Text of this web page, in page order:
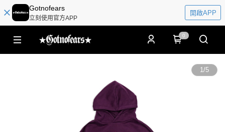
Gotnofears
立刻使用官方APP
開啟APP
0
1/5